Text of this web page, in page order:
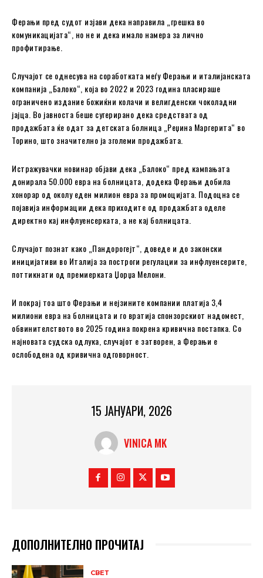
Ферањи пред судот изјави дека направила „грешка во
комуникацијата“, но не и дека имало намера за лично
профитирање.
Случајот се однесува на соработката меѓу Ферањи и италијанската
компанија „Балоко“, која во 2022 и 2023 година пласираше
ограничено издание божиќни колачи и велигденски чоколадни
јајца. Во јавноста беше сугерирано дека средствата од
продажбата ќе одат за детската болница „Реџина Маргерита“ во
Торино, што значително ја зголеми продажбата.
Истражувачки новинар објави дека „Балоко“ пред кампањата
донирала 50.000 евра на болницата, додека Ферањи добила
хонорар од околу еден милион евра за промоцијата. Подоцна се
појавија информации дека приходите од продажбата оделе
директно кај инфлуенсерката, а не кај болницата.
Случајот познат како „Пандорогeјт“, доведе и до законски
иницијативи во Италија за построги регулации за инфлуенсерите,
поттикнати од премиерката Џорџа Мелони.
И покрај тоа што Ферањи и нејзините компании платија 3,4
милиони евра на болницата и го вратија спонзорскиот надомест,
обвинителството во 2025 година покрена кривична постапка. Со
најновата судска одлука, случајот е затворен, а Ферањи е
ослободена од кривична одговорност.
15 ЈАНУАРИ, 2026
VINICA MK
ДОПОЛНИТЕЛНО ПРОЧИТАЈ
СВЕТ